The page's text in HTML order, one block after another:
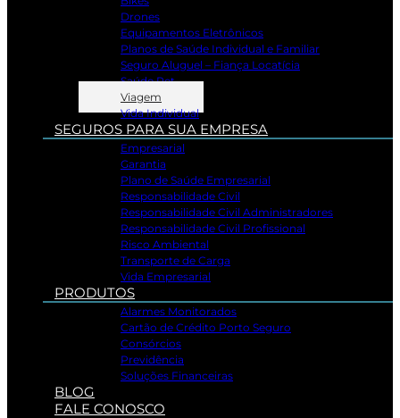
Drones
Equipamentos Eletrônicos
Planos de Saúde Individual e Familiar
Seguro Aluguel – Fiança Locatícia
Saúde Pet
Viagem
Vida Individual
SEGUROS PARA SUA EMPRESA
Empresarial
Garantia
Plano de Saúde Empresarial
Responsabilidade Civil
Responsabilidade Civil Administradores
Responsabilidade Civil Profissional
Risco Ambiental
Transporte de Carga
Vida Empresarial
PRODUTOS
Alarmes Monitorados
Cartão de Crédito Porto Seguro
Consórcios
Previdência
Soluções Financeiras
BLOG
FALE CONOSCO